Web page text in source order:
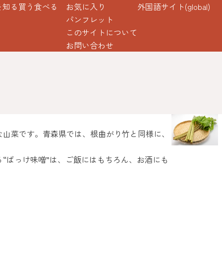
る 買う 食べる
お気に入り
パンフレット
このサイトについて
お問い合わせ
外国語サイト(global)
菜です。青森県では、根曲がり竹と同様に、
っけ味噌”は、ご飯にはもちろん、お酒にも